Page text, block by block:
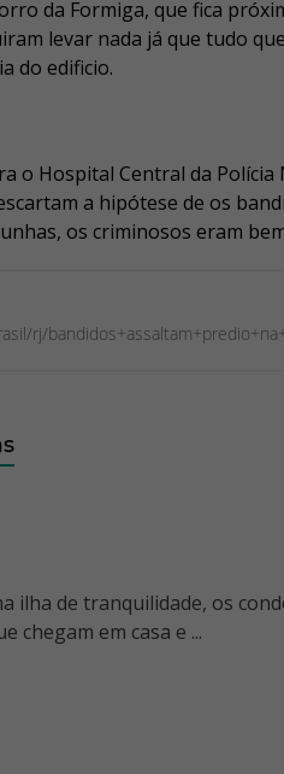
da Formiga, que fica
levar nada já que tudo
do edificio.
o Hospital Central da
a hipótese de os
os criminosos eram
rj/
ilha de tranquilidade, os
chegam em casa e ...